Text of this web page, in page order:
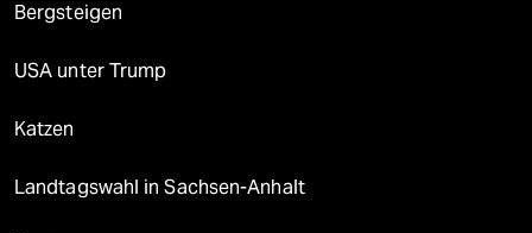
Bergsteigen
USA unter Trump
Katzen
Landtagswahl in Sachsen-Anhalt